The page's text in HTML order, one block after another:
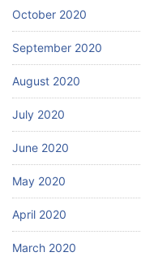
October 2020
September 2020
August 2020
July 2020
June 2020
May 2020
April 2020
March 2020